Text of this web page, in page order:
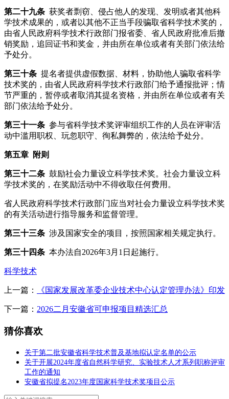
第二十九条 获奖者剽窃、侵占他人的发现、发明或者其他科
学技术成果的，或者以其他不正当手段骗取省科学技术奖的，
由省人民政府科学技术行政部门报省委、省人民政府批准后撤
销奖励，追回证书和奖金，并由所在单位或者有关部门依法给
予处分。
第三十条 提名者提供虚假数据、材料，协助他人骗取省科学
技术奖的，由省人民政府科学技术行政部门给予通报批评；情
节严重的，暂停或者取消其提名资格，并由所在单位或者有关
部门依法给予处分。
第三十一条 参与省科学技术奖评审组织工作的人员在评审活
动中滥用职权、玩忽职守、徇私舞弊的，依法给予处分。
第五章 附则
第三十二条 鼓励社会力量设立科学技术奖。社会力量设立科
学技术奖的，在奖励活动中不得收取任何费用。
省人民政府科学技术行政部门应当对社会力量设立科学技术奖
的有关活动进行指导服务和监督管理。
第三十三条 涉及国家安全的项目，按照国家相关规定执行。
第三十四条 本办法自2026年3月1日起施行。
科学技术
上一篇： 《国家发展改革委企业技术中心认定管理办法》印发
下一篇： 2026二月安徽省可申报项目精选汇总
猜你喜欢
关于第二批安徽省科学技术普及基地拟认定名单的公示
关于开展2024年度省自然科学研究、实验技术人才系列职称评审
工作的通知
安徽省拟提名2023年度国家科学技术奖项目公示